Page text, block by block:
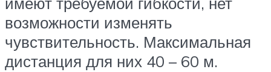
возможности изменять
чувствительность. Максимальная
дистанция для них 40 – 60 м.